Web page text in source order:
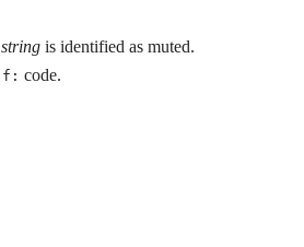
string is identified as muted.
f: code.